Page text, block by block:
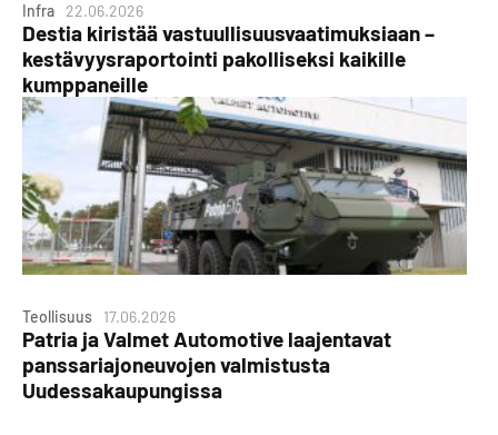
Infra 22.06.2026
Destia kiristää vastuullisuusvaatimuksiaan –
kestävyysraportointi pakolliseksi kaikille
kumppaneille
Teollisuus 17.06.2026
Patria ja Valmet Automotive laajentavat
panssariajoneuvojen valmistusta
Uudessakaupungissa